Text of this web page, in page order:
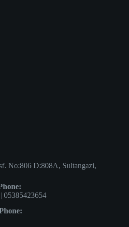
No:806 D:808A, Sultangazi,
05385423654